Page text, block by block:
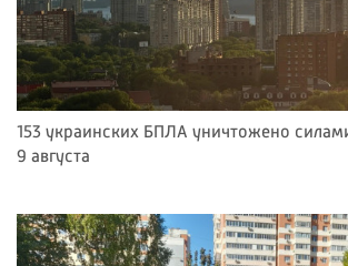
153 украинских БПЛА уничтожено
9 августа